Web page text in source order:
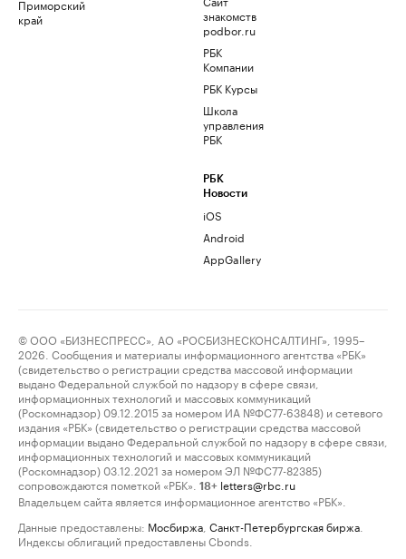
Приморский
край
знакомств
podbor.ru
РБК
Компании
РБК Курсы
Школа
управления
РБК
РБК
Новости
iOS
Android
AppGallery
© ООО «БИЗНЕСПРЕСС», АО «РОСБИЗНЕСКОНСАЛТИНГ», 1995–
2026. Сообщения и материалы информационного агентства «РБК»
(свидетельство о регистрации средства массовой информации
выдано Федеральной службой по надзору в сфере связи,
информационных технологий и массовых коммуникаций
(Роскомнадзор) 09.12.2015 за номером ИА №ФС77-63848) и сетевого
издания «РБК» (свидетельство о регистрации средства массовой
информации выдано Федеральной службой по надзору в сфере связи,
информационных технологий и массовых коммуникаций
(Роскомнадзор) 03.12.2021 за номером ЭЛ №ФС77-82385)
сопровождаются пометкой «РБК».
18+ letters@rbc.ru
Владельцем сайта является информационное агентство «РБК».
Данные предоставлены: Мосбиржа Санкт-Петербургская биржа
Индексы облигаций предоставлены Cbonds.